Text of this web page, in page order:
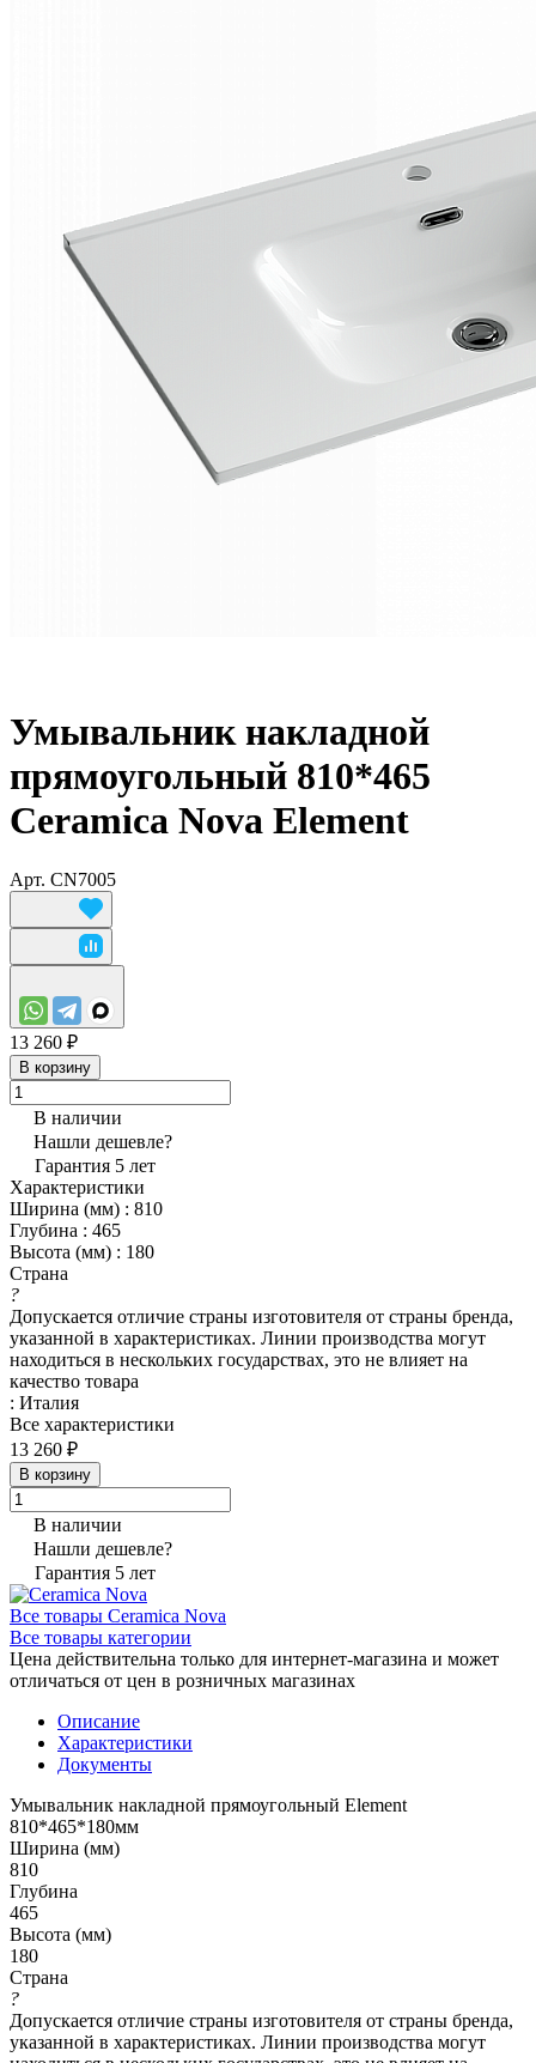
Умывальник накладной
прямоугольный 810*465
Ceramica Nova Element
Арт. CN7005
13 260 ₽
В корзину
В наличии
Нашли дешевле?
Гарантия 5 лет
Характеристики
Ширина (мм) : 810
Глубина : 465
Высота (мм) : 180
Страна
?
Допускается отличие страны изготовителя от страны бренда,
указанной в характеристиках. Линии производства могут
находиться в нескольких государствах, это не влияет на
качество товара
: Италия
Все характеристики
13 260 ₽
В корзину
В наличии
Нашли дешевле?
Гарантия 5 лет
Все товары Ceramica Nova
Все товары категории
Цена действительна только для интернет-магазина и может
отличаться от цен в розничных магазинах
Описание
Характеристики
Документы
Умывальник накладной прямоугольный Element
810*465*180мм
Ширина (мм)
810
Глубина
465
Высота (мм)
180
Страна
?
Допускается отличие страны изготовителя от страны бренда,
указанной в характеристиках. Линии производства могут